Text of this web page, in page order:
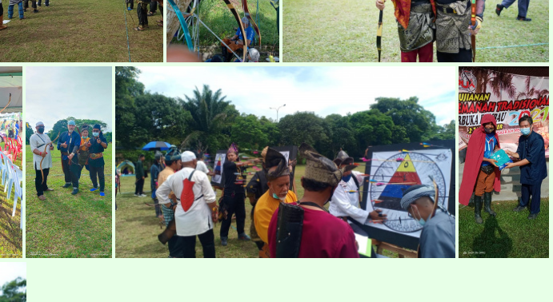
pertandingan-memanah-rembau2021a3 pertandingan-memanah-rembau2021a4 pertandingan-memanah-rembau2021a6